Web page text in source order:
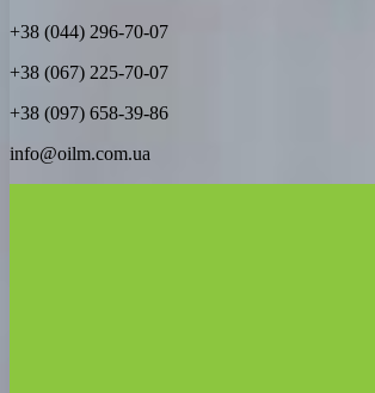
+38 (044) 296-70-07
+38 (067) 225-70-07
+38 (097) 658-39-86
info@oilm.com.ua